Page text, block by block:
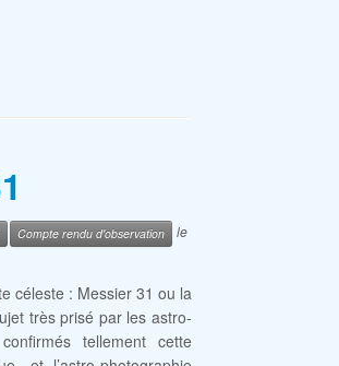
Compte rendu d'observation
le
céleste : Messier 31 ou la
très prisé par les astro-
tellement cette